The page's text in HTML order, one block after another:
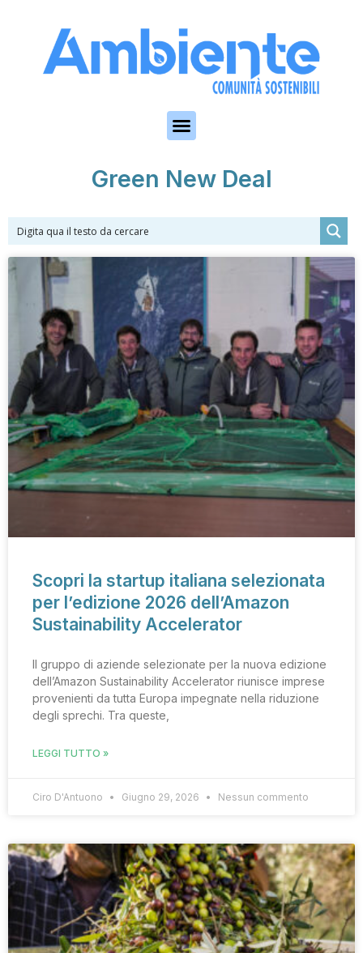
Green New Deal
Scopri la startup italiana selezionata
per l’edizione 2026 dell’Amazon
Sustainability Accelerator
Il gruppo di aziende selezionate per la nuova edizione
dell’Amazon Sustainability Accelerator riunisce imprese
provenienti da tutta Europa impegnate nella riduzione
degli sprechi. Tra queste,
LEGGI TUTTO »
Ciro D'Antuono Giugno 29, 2026 Nessun commento